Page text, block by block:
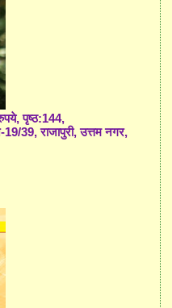
पृष्ठ:144,
39, राजापुरी, उत्तम नगर,